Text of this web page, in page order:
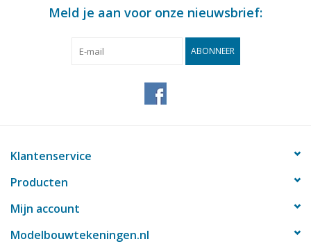
Meld je aan voor onze nieuwsbrief:
ABONNEER
Klantenservice
Producten
Mijn account
Modelbouwtekeningen.nl